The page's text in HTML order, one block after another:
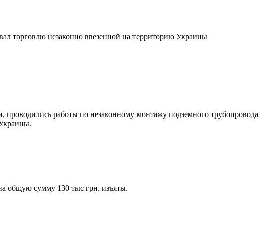
торговлю незаконно ввезенной на территорию Украины
работы по незаконному монтажу подземного трубопровода
общую сумму 130 тыс грн. изъяты.